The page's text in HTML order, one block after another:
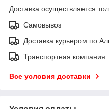
Доставка осуществляется
Самовывоз
Доставка курьером по
Транспортная компания
Все условия доставки